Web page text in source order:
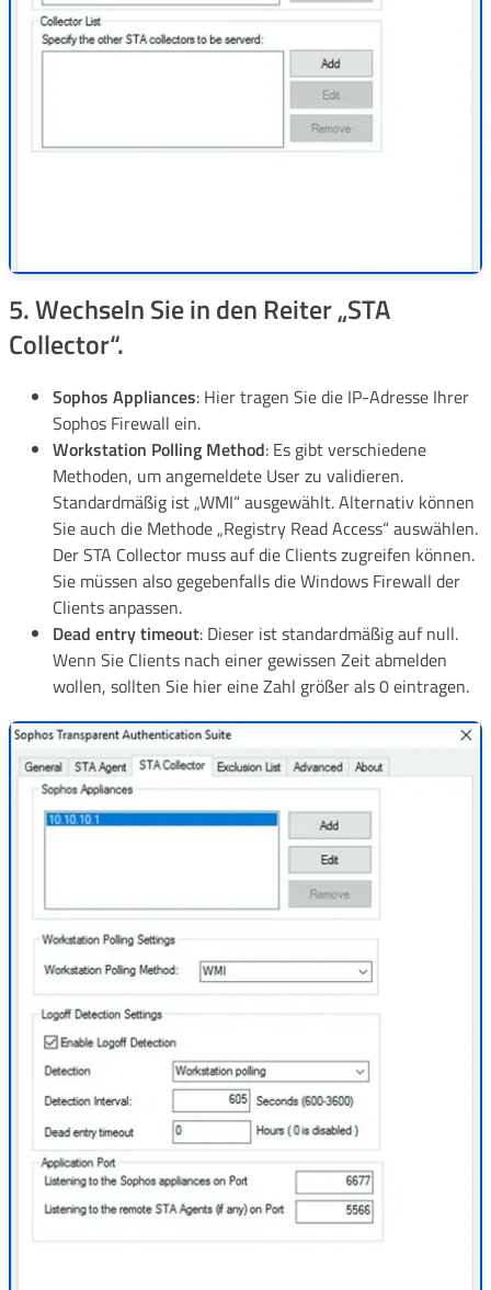
5. Wechseln Sie in den Reiter „STA
Collector“.
Sophos Appliances: Hier tragen Sie die IP-Adresse Ihrer
Sophos Firewall ein.
Workstation Polling Method: Es gibt verschiedene
Methoden, um angemeldete User zu validieren.
Standardmäßig ist „WMI“ ausgewählt. Alternativ können
Sie auch die Methode „Registry Read Access“ auswählen.
Der STA Collector muss auf die Clients zugreifen können.
Sie müssen also gegebenfalls die Windows Firewall der
Clients anpassen.
Dead entry timeout: Dieser ist standardmäßig auf null.
Wenn Sie Clients nach einer gewissen Zeit abmelden
wollen, sollten Sie hier eine Zahl größer als 0 eintragen.